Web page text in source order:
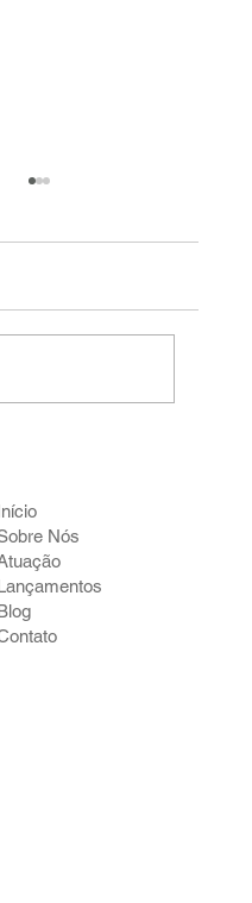
Nós